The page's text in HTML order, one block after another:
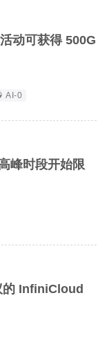
动可获得 500G
AI-0
峰时段开始限
的 InfiniCloud